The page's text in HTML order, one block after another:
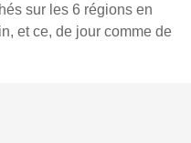
sur les 6 régions en
et ce, de jour comme de